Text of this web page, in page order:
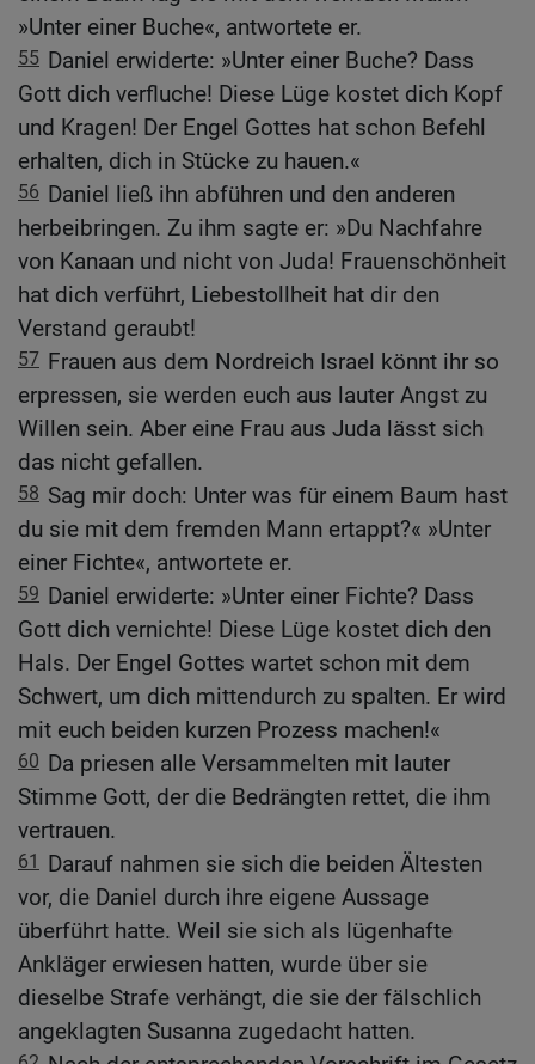
»Unter einer Buche«, antwortete er.
55 Daniel erwiderte: »Unter einer Buche? Dass
Gott dich verfluche! Diese Lüge kostet dich Kopf
und Kragen! Der Engel Gottes hat schon Befehl
erhalten, dich in Stücke zu hauen.«
56 Daniel ließ ihn abführen und den anderen
herbeibringen. Zu ihm sagte er: »Du Nachfahre
von Kanaan und nicht von Juda! Frauenschönheit
hat dich verführt, Liebestollheit hat dir den
Verstand geraubt!
57 Frauen aus dem Nordreich Israel könnt ihr so
erpressen, sie werden euch aus lauter Angst zu
Willen sein. Aber eine Frau aus Juda lässt sich
das nicht gefallen.
58 Sag mir doch: Unter was für einem Baum hast
du sie mit dem fremden Mann ertappt?« »Unter
einer Fichte«, antwortete er.
59 Daniel erwiderte: »Unter einer Fichte? Dass
Gott dich vernichte! Diese Lüge kostet dich den
Hals. Der Engel Gottes wartet schon mit dem
Schwert, um dich mittendurch zu spalten. Er wird
mit euch beiden kurzen Prozess machen!«
60 Da priesen alle Versammelten mit lauter
Stimme Gott, der die Bedrängten rettet, die ihm
vertrauen.
61
Darauf nahmen sie sich die beiden Ältesten
vor, die Daniel durch ihre eigene Aussage
überführt hatte. Weil sie sich als lügenhafte
Ankläger erwiesen hatten, wurde über sie
dieselbe Strafe verhängt, die sie der fälschlich
angeklagten Susanna zugedacht hatten.